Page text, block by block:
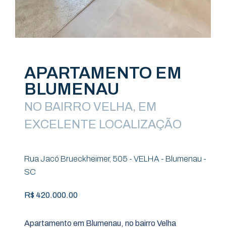
APARTAMENTO EM
BLUMENAU
NO BAIRRO VELHA, EM
EXCELENTE LOCALIZAÇÃO
Rua Jacó Brueckheimer, 505 - VELHA - Blumenau -
SC
R$ 420.000.00
Apartamento em Blumenau, no bairro Velha